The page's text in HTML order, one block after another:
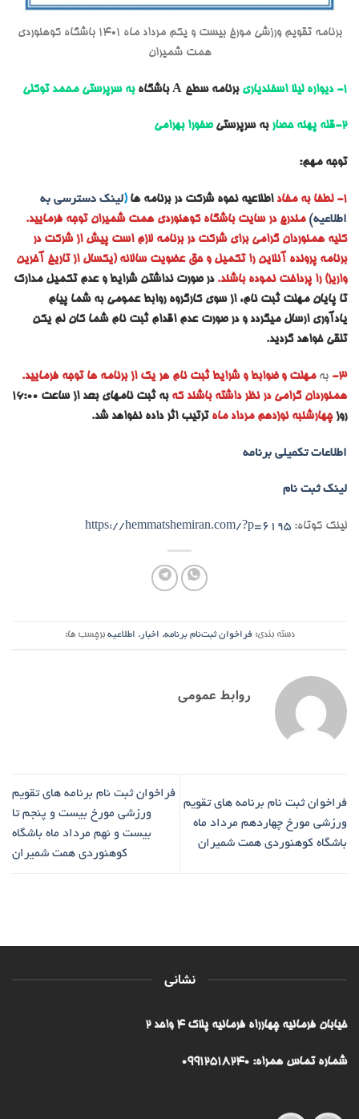
برنامه تقویم ورزشی مورخ بیست و یکم مرداد ماه 1401 باشگاه کوهنوردی
همت شمیران
1- دیواره لیلا اسفندیاری برنامه سطح A باشگاه به سرپرستیمحمد توکلی
2-قله پهنه حصار به سرپرستیصفورا بهرامی
توجه مهم:
1- لطفا به مفاد اطلاعیه نحوه شرکت در برنامه ها(لینک دسترسی به
اطلاعیه) مندرج در سایت باشگاه کوهنوردی همت شمیران توجه فرمایید.
کلیه همنوردان گرامی برای شرکت در برنامه لازم است پیش از شرکت در
برنامه پرونده آنلاین را تکمیل و حق عضویت سالانه (یکسال از تاریخ آخرین
واریز) را پرداخت نموده باشند.در صورت نداشتن شرایط و عدم تکمیل مدارک
تا پایان مهلت ثبت نام، از سوی کارگروه روابط عمومی به شما پیام
یادآوری ارسال میگردد و در صورت عدم اقدام ثبت نام شما کان لم یکن
تلقی خواهد گردید.
3- بهمهلت و ضوابط و شرایط ثبت نام هر یک از برنامه ها توجه فرمایید.
همنوردان گرامی در نظر داشته باشند که
به ثبت نامهای بعد از ساعت 16:00
روزچهارشنبه نوزدهم مرداد ماهترتیب اثر داده نخواهد شد.
اطلاعات تکمیلی برنامه
لینک ثبت نام
لینک کوتاه: https://hemmatshemiran.com/?p=6195
دسته بندی: فراخوان ثبت‌نام برنامه, اخبار, اطلاعیه برچسب ها:
روابط عمومی
فراخوان ثبت نام برنامه های تقویم
ورزشی مورخ چهاردهم مرداد ماه
باشگاه کوهنوردی همت شمیران
فراخوان ثبت نام برنامه های تقویم
ورزشی مورخ بیست و پنجم تا
بیست و نهم مرداد ماه باشگاه
کوهنوردی همت شمیران
نشانی
خیابان فرمانیه چهارراه فرمانیه پلاک ۴ واحد ۲
شماره تماس همراه: 09912518240